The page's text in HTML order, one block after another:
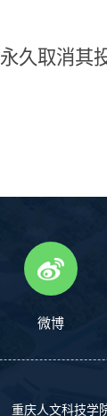
久取消其
微博
重庆人文科技学